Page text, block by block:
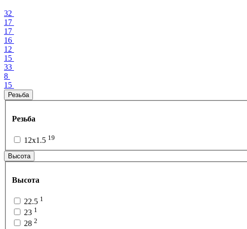
32
17
17
16
12
15
33
8
15
Резьба
Резьба
12x1.5 19
Высота
Высота
22.5 1
23 1
28 2